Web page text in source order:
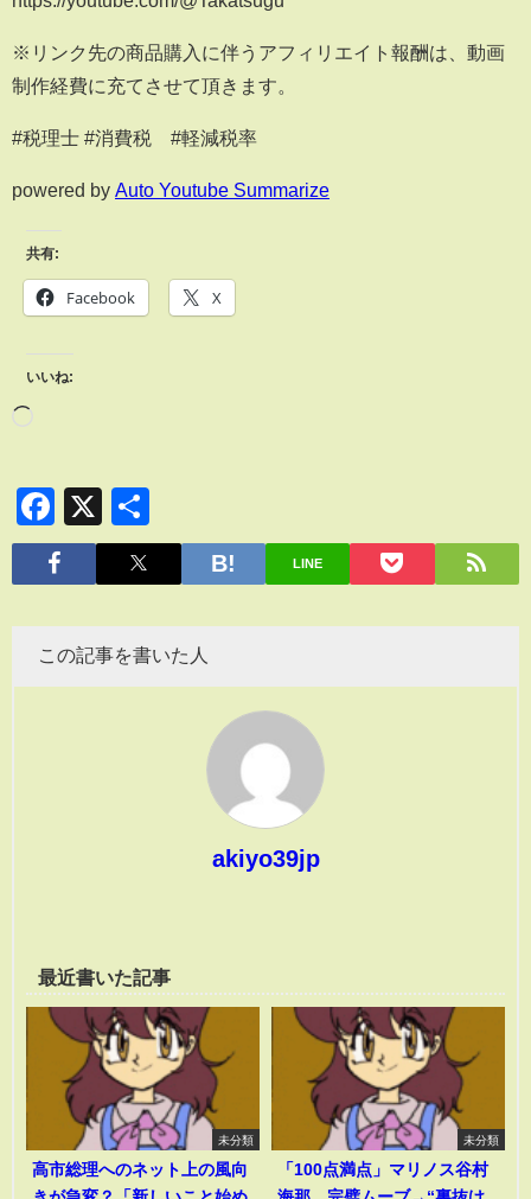
※リンク先の商品購入に伴うアフィリエイト報酬は、動画
制作経費に充てさせて頂きます。
#税理士 #消費税 #軽減税率
powered by Auto Youtube Summarize
共有:
Facebook X
いいね:
Facebook
X
有
LINE
この記事を書いた人
akiyo39jp
最近書いた記事
未分類
高市総理へのネット上の風向
未分類
「100点満点」マリノス谷村